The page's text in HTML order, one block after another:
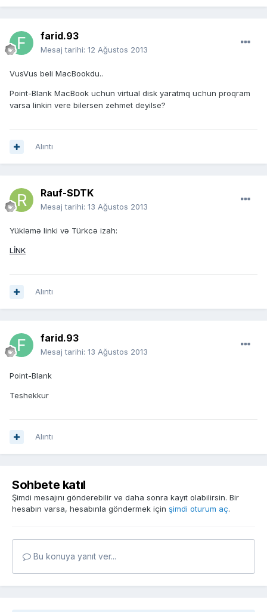
farid.93
Mesaj tarihi: 12 Ağustos 2013
VusVus beli MacBookdu..
Point-Blank MacBook uchun virtual disk yaratmq uchun proqram
varsa linkin vere bilersen zehmet deyilse?
Alıntı
Rauf-SDTK
Mesaj tarihi: 13 Ağustos 2013
Yükləmə linki və Türkcə izah:
LİNK
Alıntı
farid.93
Mesaj tarihi: 13 Ağustos 2013
Point-Blank
Teshekkur
Alıntı
Sohbete katıl
Şimdi mesajını gönderebilir ve daha sonra kayıt olabilirsin. Bir
hesabın varsa, hesabınla göndermek için şimdi oturum aç.
Bu konuya yanıt ver...